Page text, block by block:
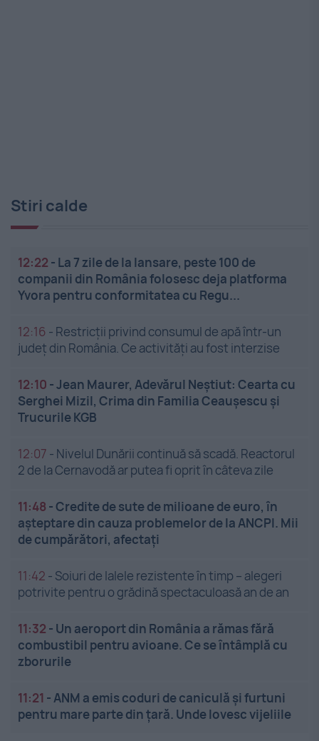
Stiri calde
12:22 - La 7 zile de la lansare, peste 100 de
companii din România folosesc deja platforma
Yvora pentru conformitatea cu Regu...
12:16 - Restricții privind consumul de apă într-un
județ din România. Ce activități au fost interzise
12:10 -Jean Maurer, Adevărul Neștiut: Cearta cu
Serghei Mizil, Crima din Familia Ceaușescu și
Trucurile KGB
12:07 - Nivelul Dunării continuă să scadă. Reactorul
2 de la Cernavodă ar putea fi oprit în câteva zile
11:48 -Credite de sute de milioane de euro, în
așteptare din cauza problemelor de la ANCPI. Mii
de cumpărători, afectați
11:42 - Soiuri de lalele rezistente în timp – alegeri
potrivite pentru o grădină spectaculoasă an de an
11:32 - Un aeroport din România a rămas fără
combustibil pentru avioane. Ce se întâmplă cu
zborurile
11:21 -ANM a emis coduri de caniculă și furtuni
pentru mare parte din țară. Unde lovesc vijeliile